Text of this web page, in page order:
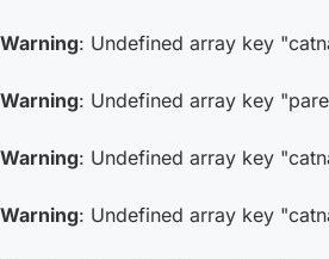
Warning: Undefined array key
Warning: Undefined array key
Warning: Undefined array key
Warning: Undefined array key